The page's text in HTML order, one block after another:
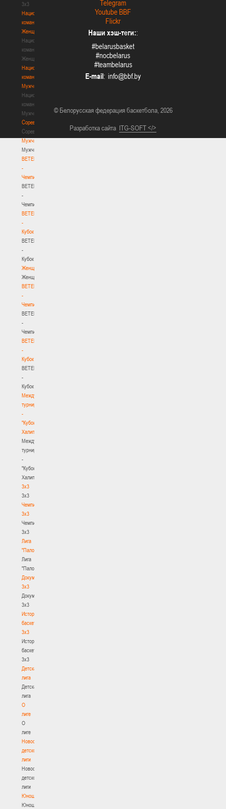
3х3
Национальная
команда.
Женщины
Национальная
команда.
Женщины
Национальная
команда.
Мужчины
Национальная
команда.
Мужчины
Соревнования
Соревнования
Мужчины
Мужчины
BETERA
-
Чемпионат
BETERA
-
Чемпионат
BETERA
-
Кубок
BETERA
-
Кубок
Женщины
Женщины
BETERA
-
Чемпионат
BETERA
-
Чемпионат
BETERA
-
Кубок
BETERA
-
Кубок
Международный
турнир
-
"Кубок
Халипского"
Международный
турнир
-
"Кубок
Халипского"
3x3
3x3
Чемпионат
3х3
Чемпионат
3х3
Лига
"Палова"
Лига
"Палова"
Документы
3х3
Документы
3х3
История
баскетбола
3х3
История
баскетбола
3х3
Детская
лига
Детская
лига
О
лиге
О
лиге
Новости
детской
лиги
Новости
детской
лиги
Юноши
Юноши
Telegram
Youtube BBF
Flickr
Наши хэш-теги::
#belarusbasket
#nocbelarus
#teambelarus
E-mail:
© Белорусская федерация баскетбола, 2026
Разработка сайта ITG-SOFT </>